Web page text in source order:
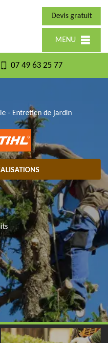
Devis gratuit
MENU
07 49 63 25 77
- Entretien de jardin